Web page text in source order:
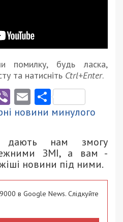
помилку, будь ласка,
та натисніть Ctrl+Enter.
ViberEmail
новини минулого
дають нам змогу
ЗМІ, а вам -
новини під ними.
в Google News. Слідкуйте